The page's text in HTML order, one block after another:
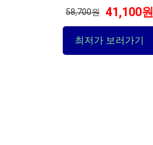
58,700원 41,100원
최저가 보러가기